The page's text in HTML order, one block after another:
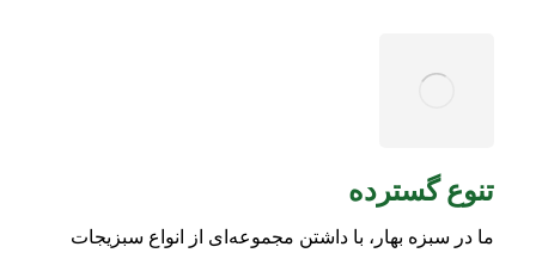
تنوع گسترده
ما در سبزه بهار، با داشتن مجموعه‌ای از انواع سبزیجات